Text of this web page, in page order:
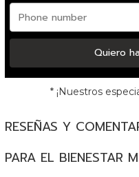
Quiero
* ¡Nuestros
RESEÑAS Y
PARA EL BIENESTAR